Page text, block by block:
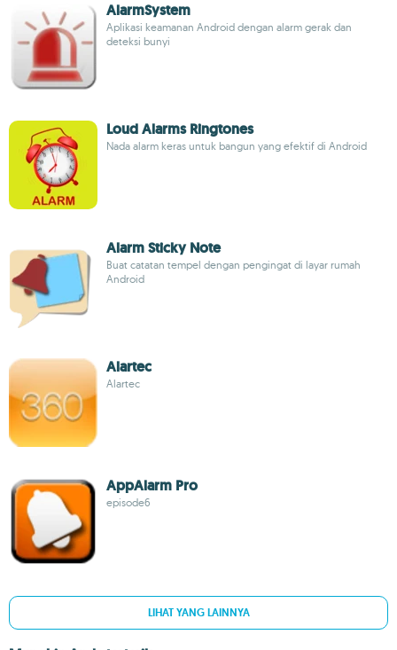
AlarmSystem
Aplikasi keamanan Android dengan alarm gerak dan
deteksi bunyi
Loud Alarms Ringtones
Nada alarm keras untuk bangun yang efektif di Android
Alarm Sticky Note
Buat catatan tempel dengan pengingat di layar rumah
Android
Alartec
Alartec
AppAlarm Pro
episode6
LIHAT YANG LAINNYA